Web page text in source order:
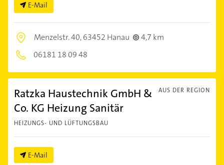
E-Mail
Menzelstr. 40,63452 Hanau
4,7 km
06181 18 09 48
AUS DER REGION
Ratzka Haustechnik GmbH &
Co. KG Heizung Sanitär
HEIZUNGS- UND LÜFTUNGSBAU
E-Mail